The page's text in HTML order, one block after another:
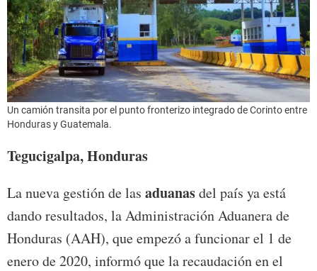
Un camión transita por el punto fronterizo integrado de Corinto entre
Honduras y Guatemala.
Tegucigalpa, Honduras
La nueva gestión de las aduanasdel país ya está
dando resultados, la Administración Aduanera de
Honduras (AAH), que empezó a funcionar el 1 de
enero de 2020, informó que la recaudación en el